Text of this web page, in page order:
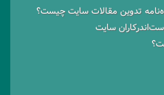
تدوین مقالات سایت چیست؟
سایت